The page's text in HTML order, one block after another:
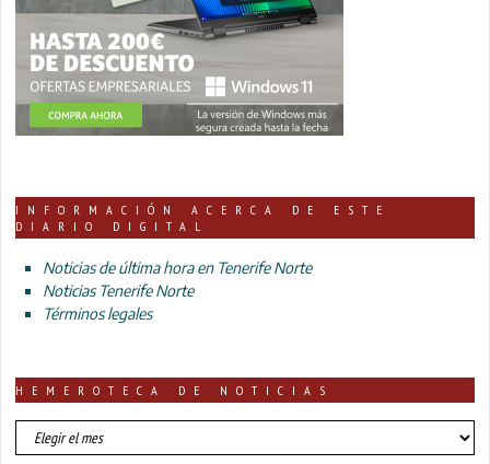
INFORMACIÓN ACERCA DE ESTE
DIARIO DIGITAL
Noticias de última hora en Tenerife Norte
Noticias Tenerife Norte
Términos legales
HEMEROTECA DE NOTICIAS
HEMEROTECA
DE